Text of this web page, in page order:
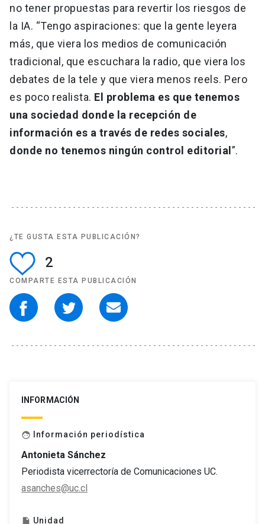
no tener propuestas para revertir los riesgos de
la IA. “Tengo aspiraciones: que la gente leyera
más, que viera los medios de comunicación
tradicional, que escuchara la radio, que viera los
debates de la tele y que viera menos reels. Pero
es poco realista. El problema es que tenemos
una sociedad donde la recepción de
información es a través de redes sociales,
donde no tenemos ningún control editorial ”.
¿TE GUSTA ESTA PUBLICACIÓN?
2
COMPARTE ESTA PUBLICACIÓN
INFORMACIÓN
face Información periodística
Antonieta Sánchez
Periodista vicerrectoría de Comunicaciones UC.
asanches@uc.cl
insert_drive_file Unidad